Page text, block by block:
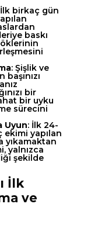
İlk birkaç gün
baskı
: Şişlik ve
bir
bir uyku
sürecini
Uyun: İlk 24-
yapılan
yıkamaktan
yalnızca
şekilde
İlk
ve